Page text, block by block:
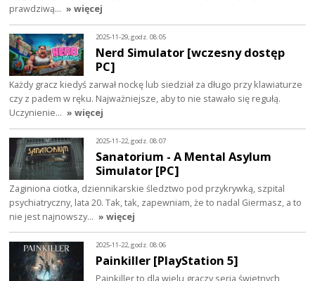
prawdziwą… » więcej
2025-11-29, godz. 08:05
Nerd Simulator [wczesny dostęp
PC]
Każdy gracz kiedyś zarwał nockę lub siedział za długo przy klawiaturze
czy z padem w ręku. Najważniejsze, aby to nie stawało się regułą.
Uczynienie… » więcej
2025-11-22, godz. 08:07
Sanatorium - A Mental Asylum
Simulator [PC]
Zaginiona ciotka, dziennikarskie śledztwo pod przykrywką, szpital
psychiatryczny, lata 20. Tak, tak, zapewniam, że to nadal Giermasz, a to
nie jest najnowszy… » więcej
2025-11-22, godz. 08:06
Painkiller [PlayStation 5]
Painkiller to dla wielu graczy seria świetnych